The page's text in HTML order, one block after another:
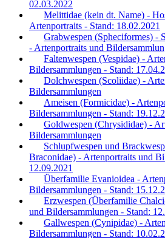
02.03.2022
Melittidae (kein dt. Name) -
Artenportraits - Stand: 18.02.2021
Grabwespen (Spheciformes) -
- Artenportraits und
Faltenwespen (Vespidae) -
Bildersammlungen - Stand:
Dolchwespen (Scoliidae) -
Bildersammlungen
Ameisen (Formicidae) -
Bildersammlungen - Stand:
Goldwespen (Chrysididae) -
Bildersammlungen
Schlupfwespen und
Braconidae) - Artenportraits und
12.09.2021
Überfamilie Evanioidea -
Bildersammlungen - Stand:
Erzwespen (Überfamilie
und Bildersammlungen - Stand:
Gallwespen (Cynipidae) -
Bildersammlungen - Stand: